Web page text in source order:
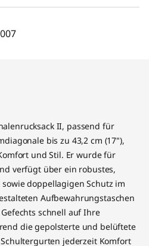
II, passend für
bis zu 43,2 cm (17"),
und Stil. Er wurde für
verfügt über ein robustes,
sowie doppellagigen Schutz im
Aufbewahrungstaschen
schnell auf Ihre
die gepolsterte und belüftete
jederzeit Komfort